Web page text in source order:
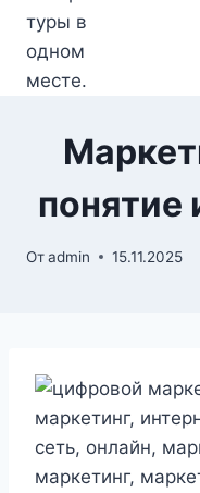
понятие
Отadmin 15.11.2025